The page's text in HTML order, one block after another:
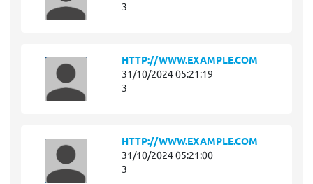
3
HTTP://WWW.EXAMPLE.COM
31/10/2024 05:21:19
3
HTTP://WWW.EXAMPLE.COM
31/10/2024 05:21:00
3